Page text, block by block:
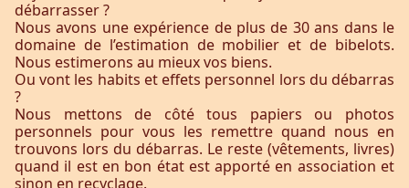
débarrasser ?
Nous avons une expérience de plus de 30 ans dans le
domaine de l’estimation de mobilier et de bibelots.
Nous estimerons au mieux vos biens.
Ou vont les habits et effets personnel lors du débarras
?
Nous mettons de côté tous papiers ou photos
personnels pour vous les remettre quand nous en
trouvons lors du débarras. Le reste (vêtements, livres)
quand il est en bon état est apporté en association et
sinon en recyclage.